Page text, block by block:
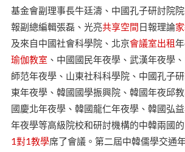
基金會副理事長牛廷濤、中國孔子研討院
報副總編輯張磊、光亮共享空間日報理論
及來自中國社會科學院、北京會議室出租
瑜伽教室 、中國國民年夜學、武漢年夜學
師范年夜學、山東社科科學院、中國孔子
東年夜學、韓國國學振興院、韓國年夜邱
國慶北年夜學、韓國龍仁年夜學、韓國弘
年夜學等高級院校和研討機構的中韓兩國
1對1教學席了會議。第二屆中韓儒學交通